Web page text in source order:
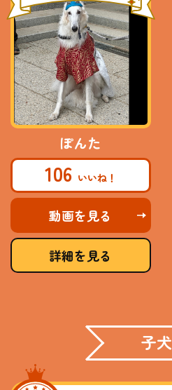
ぽんた
106
動画を見る
詳細を見る
子犬